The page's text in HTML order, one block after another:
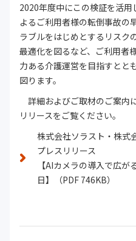
2020年度中にこの検証を活
よるご利用者様の転倒事故の
ラブルをはじめとするリスク
最適化を図るなど、ご利用者
力ある介護運営を目指すとと
図ります。
詳細およびご取材のご案内
リリースをご覧ください。
株式会社ソラスト・株
プレスリリース
【AIカメラの導入で広
日】（PDF 746KB）